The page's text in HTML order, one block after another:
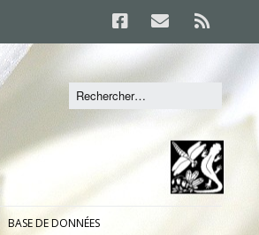
BASE DE DONNÉES